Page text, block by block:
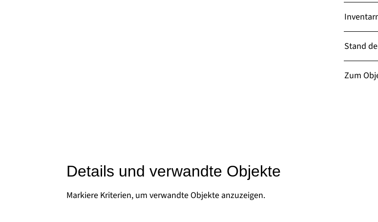
Stand
Zum
Details und verwandte Objekte
Markiere Kriterien, um verwandte Objekte anzuzeigen.